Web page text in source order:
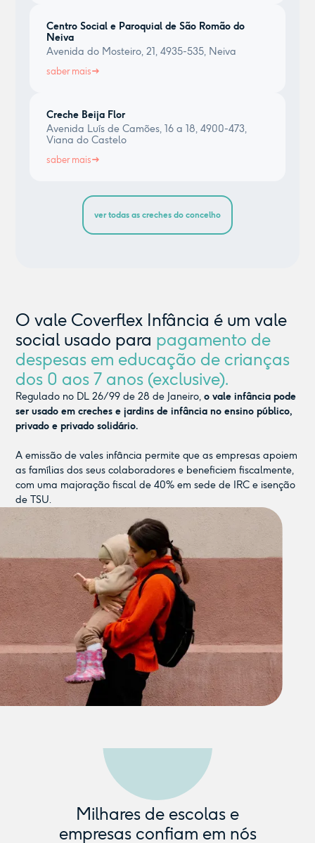
Centro Social e Paroquial de São Romão do
Neiva
Avenida do Mosteiro, 21, 4935-535, Neiva
saber mais
Creche Beija Flor
Avenida Luís de Camões, 16 a 18, 4900-473,
Viana do Castelo
saber mais
ver todas as creches do concelho
O vale Coverflex Infância é um vale
social usado para pagamento de
despesas em educação de crianças
dos 0 aos 7 anos (exclusive).
Regulado no DL 26/99 de 28 de Janeiro,o vale infância pode
ser usado em creches e jardins de infância no ensino público,
privado e privado solidário.
A emissão de vales infância permite que as empresas apoiem
as famílias dos seus colaboradores e beneficiem fiscalmente,
com uma majoração fiscal de 40% em sede de IRC e isenção
de TSU.
Milhares de escolas e
empresas confiam em nós